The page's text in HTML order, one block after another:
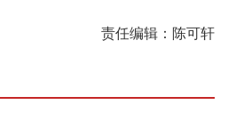
责任编辑：陈可轩